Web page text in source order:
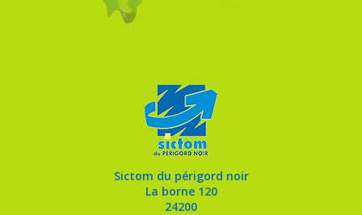
Sictom du périgord noir
La borne 120
24200